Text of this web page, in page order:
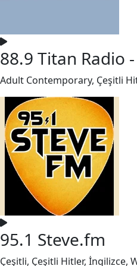
88.9 Titan Radio
Adult Contemporary, Çeşitli
95.1 Steve.fm
Çeşitli, Çeşitli Hitler, İngilizce,